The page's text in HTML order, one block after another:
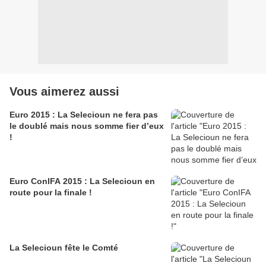
Vous aimerez aussi
Euro 2015 : La Selecioun ne fera pas
le doublé mais nous somme fier d’eux
!
Euro ConIFA 2015 : La Selecioun en
route pour la finale !
La Selecioun fête le Comté